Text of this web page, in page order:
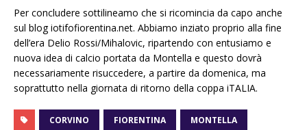
Per concludere sottilineamo che si ricomincia da capo anche
sul blog iotifofiorentina.net. Abbiamo inziato proprio alla fine
dell’era Delio Rossi/Mihalovic, ripartendo con entusiamo e
nuova idea di calcio portata da Montella e questo dovrà
necessariamente risuccedere, a partire da domenica, ma
soprattutto nella giornata di ritorno della coppa iTALIA.
CORVINO FIORENTINA MONTELLA